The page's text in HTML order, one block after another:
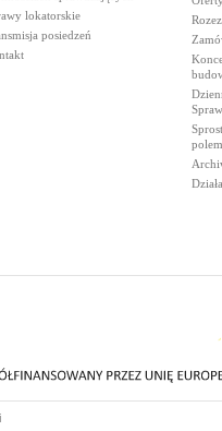
lokatorskie
posiedzeń